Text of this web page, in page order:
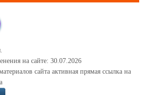
на сайте: 30.07.2026
сайта активная прямая ссылка на